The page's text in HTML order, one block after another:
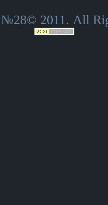
2011. All